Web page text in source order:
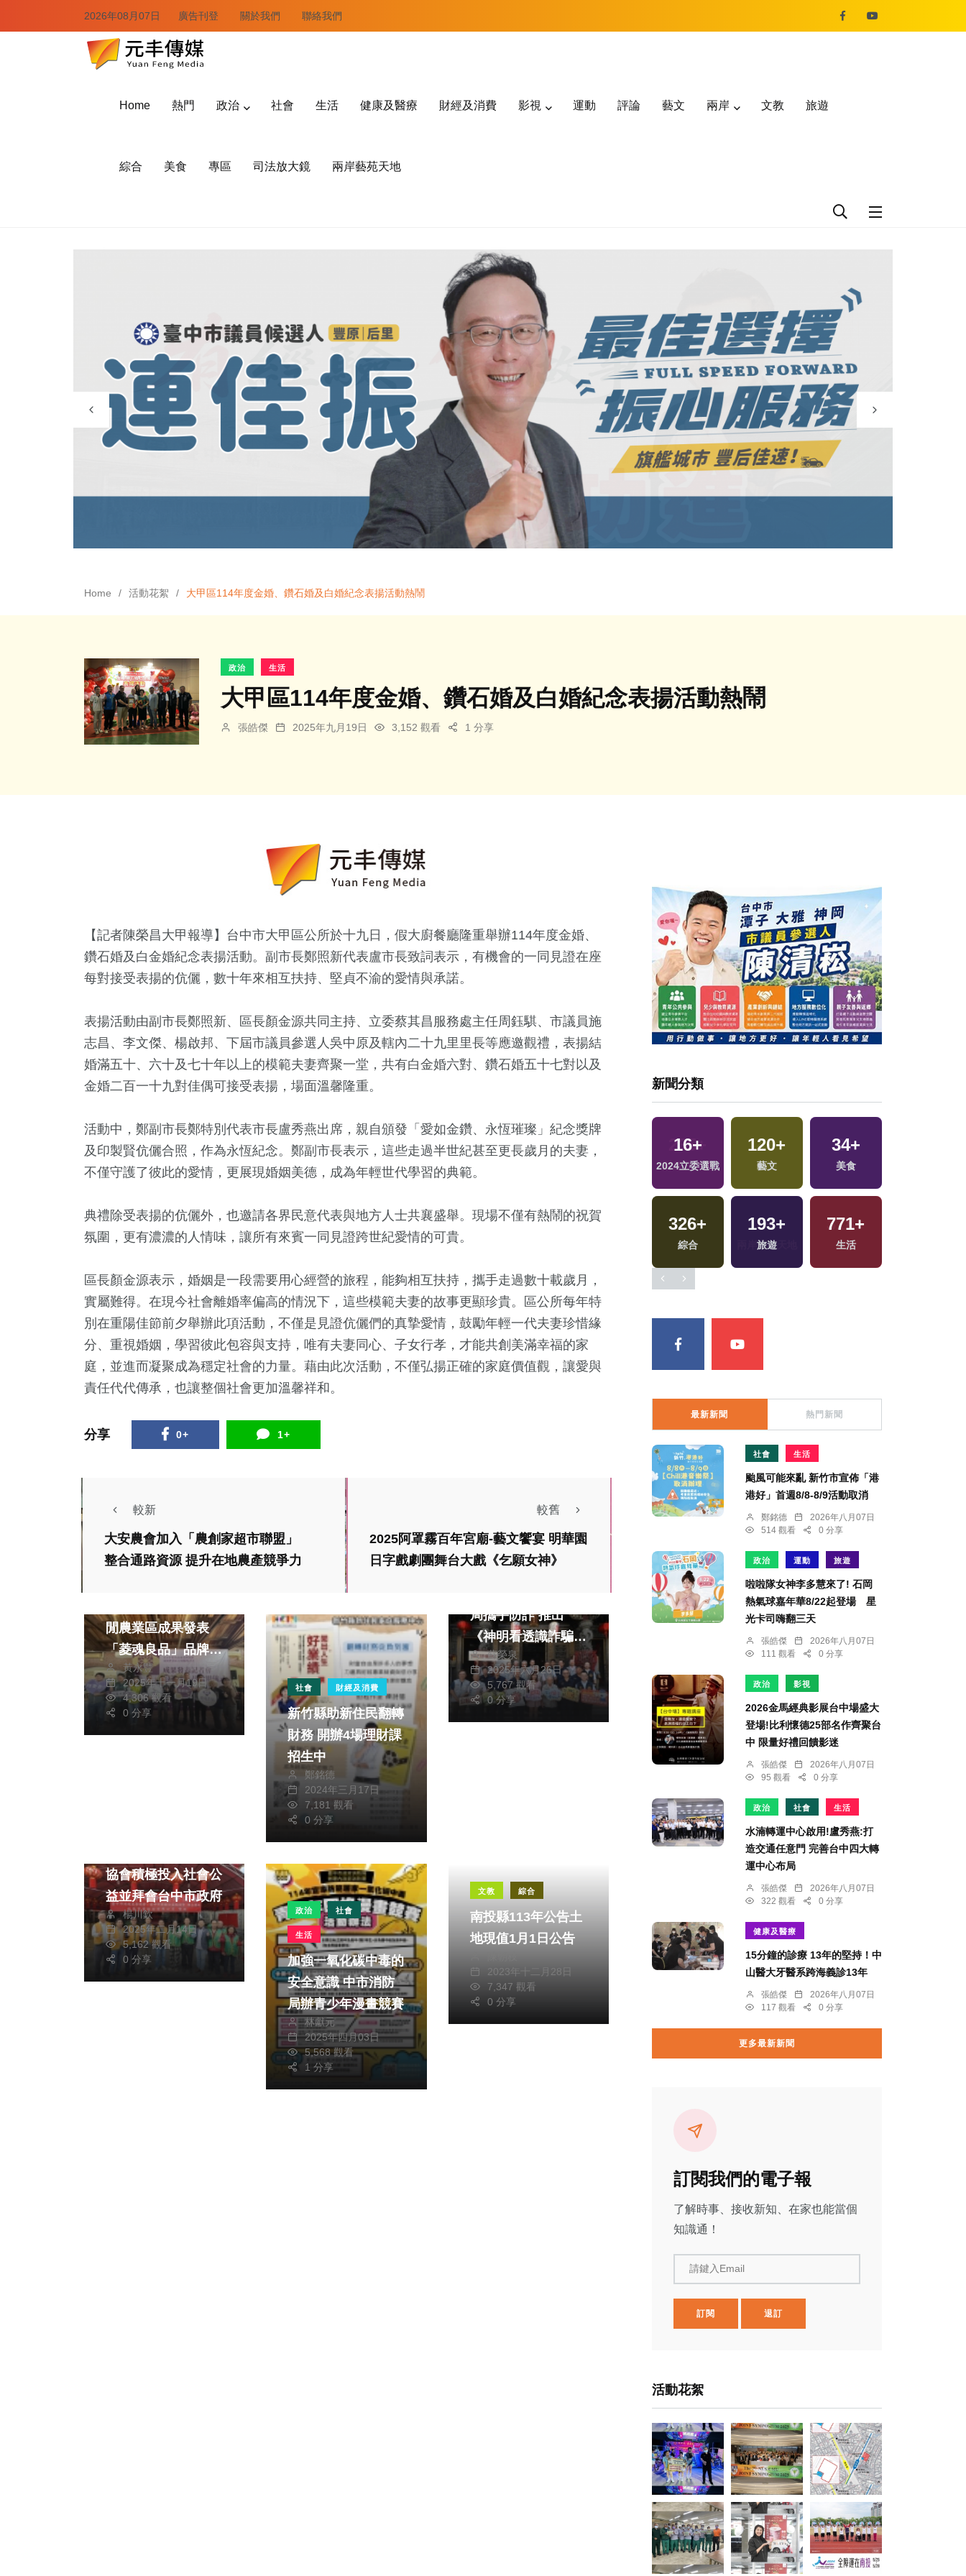
2026年08月07日 廣告刊登 關於我們 聯絡我們
Home 熱門 政治 社會 生活 健康及醫療 財經及消費 影視 運動 評論 藝文 兩岸 文教 旅遊
綜合 美食 專區 司法放大鏡 兩岸藝苑天地
Home 活動花絮 大甲區114年度金婚、鑽石婚及白婚紀念表揚活動熱鬧
政治 生活
大甲區114年度金婚、鑽石婚及白婚紀念表揚活動熱鬧
張皓傑 2025年九月19日 3,152 觀看 1 分享
【記者陳榮昌大甲報導】台中市大甲區公所於十九日，假大廚餐廳隆重舉辦114年度金婚、
鑽石婚及白金婚紀念表揚活動。副市長鄭照新代表盧市長致詞表示，有機會的一同見證在座
每對接受表揚的伉儷，數十年來相互扶持、堅貞不渝的愛情與承諾。
表揚活動由副市長鄭照新、區長顏金源共同主持、立委蔡其昌服務處主任周鈺騏、市議員施
志昌、李文傑、楊啟邦、下屆市議員參選人吳中原及轄內二十九里里長等應邀觀禮，表揚結
婚滿五十、六十及七十年以上的模範夫妻齊聚一堂，共有白金婚六對、鑽石婚五十七對以及
金婚二百一十九對佳偶可接受表揚，場面溫馨隆重。
活動中，鄭副市長鄭特別代表市長盧秀燕出席，親自頒發「愛如金鑽、永恆璀璨」紀念獎牌
及印製賢伉儷合照，作為永恆紀念。鄭副市長表示，這些走過半世紀甚至更長歲月的夫妻，
不僅守護了彼此的愛情，更展現婚姻美德，成為年輕世代學習的典範。
典禮除受表揚的伉儷外，也邀請各界民意代表與地方人士共襄盛舉。現場不僅有熱鬧的祝賀
氛圍，更有濃濃的人情味，讓所有來賓一同見證跨世紀愛情的可貴。
區長顏金源表示，婚姻是一段需要用心經營的旅程，能夠相互扶持，攜手走過數十載歲月，
實屬難得。在現今社會離婚率偏高的情況下，這些模範夫妻的故事更顯珍貴。區公所每年特
別在重陽佳節前夕舉辦此項活動，不僅是見證伉儷們的真摯愛情，鼓勵年輕一代夫妻珍惜緣
分、重視婚姻，學習彼此包容與支持，唯有夫妻同心、子女行孝，才能共創美滿幸福的家
庭，並進而凝聚成為穩定社會的力量。藉由此次活動，不僅弘揚正確的家庭價值觀，讓愛與
責任代代傳承，也讓整個社會更加溫馨祥和。
分享 0+ 1+
較新
大安農會加入「農創家超市聯盟」
整合通路資源 提升在地農產競爭力
較舊
2025阿罩霧百年宮廟-藝文饗宴 明華園
日字戲劇團舞台大戲《乞願女神》
社會 生活
閒農業區成果發表
「菱魂良品」品牌亮
相啟用
黃永豐
2025年十一月19日
4,306 觀看
0 分享
社會 財經及消費
新竹縣助新住民翻轉
財務 開辦4場理財課
招生中
鄭銘德
2024年三月17日
7,181 觀看
0 分享
熱門 社會
生活 綜合
局攜手防詐 推出
《神明看透識詐騙》
行動特展
蘇榮泉
2025年六月26日
5,767 觀看
0 分享
協會積極投入社會公
益並拜會台中市政府
楊川欽
2025年二月14日
5,162 觀看
0 分享
政治 社會
生活
加強一氧化碳中毒的
安全意識 中市消防
局辦青少年漫畫競賽
林獻元
2025年四月03日
5,568 觀看
1 分享
文教 綜合
南投縣113年公告土
地現值1月1日公告
2023年十二月28日
7,347 觀看
0 分享
新聞分類
+
海峽論壇專區
31+
影視
163+
熱門
648+
社會
5 +
演唱會
18+
兩岸道教文化交
7+
2024總統大選
235+
財經及消費
4+
32+
兩岸
0+ 318
16+
2024立委選戰
120+
藝文
34+
美食
326+
綜合
193+
旅遊
771+
生活
最新新聞 熱門新聞
社會 生活
颱風可能來亂 新竹市宣佈「港
港好」首週8/8-8/9活動取消
鄭銘德
2026年八月07日
514 觀看
0 分享
政治 運動 旅遊
啦啦隊女神李多慧來了! 石岡
熱氣球嘉年華8/22起登場 星
光卡司嗨翻三天
張皓傑
2026年八月07日
111 觀看
0 分享
政治 影視
2026金馬經典影展台中場盛大
登場!比利懷德25部名作齊聚台
中 限量好禮回饋影迷
張皓傑
2026年八月07日
95 觀看
0 分享
政治 社會 生活
水湳轉運中心啟用!盧秀燕:打
造交通任意門 完善台中四大轉
運中心布局
張皓傑
2026年八月07日
322 觀看
0 分享
健康及醫療
15分鐘的診療 13年的堅持！中
山醫大牙醫系跨海義診13年
張皓傑
2026年八月07日
117 觀看
0 分享
更多最新新聞
訂閱我們的電子報
了解時事、接收新知、在家也能當個
知識通！
請鍵入Email
訂閱 退訂
活動花絮